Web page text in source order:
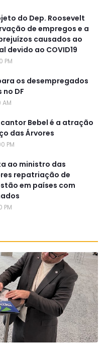
do Dep. Roosevelt
de empregos e a
causados ao
devido ao COVID19
PM
os desempregados
DF
AM
Bebel é a atração
das Árvores
PM
ao ministro das
repatriação de
em países com
PM